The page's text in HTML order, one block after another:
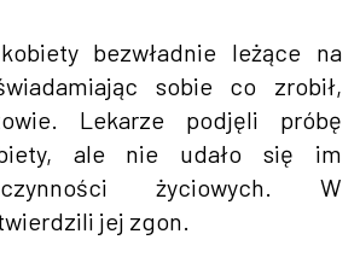
bezwładnie leżące na
sobie co zrobił,
Lekarze podjęli próbę
ale nie udało się im
życiowych. W
jej zgon.